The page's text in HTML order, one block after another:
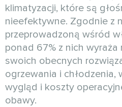
klimatyzacji, które są
nieefektywne. Zgodnie z
przeprowadzoną wśród
ponad 67% z nich
swoich obecnych
ogrzewania i chłodzenia,
wygląd i koszty
obawy.